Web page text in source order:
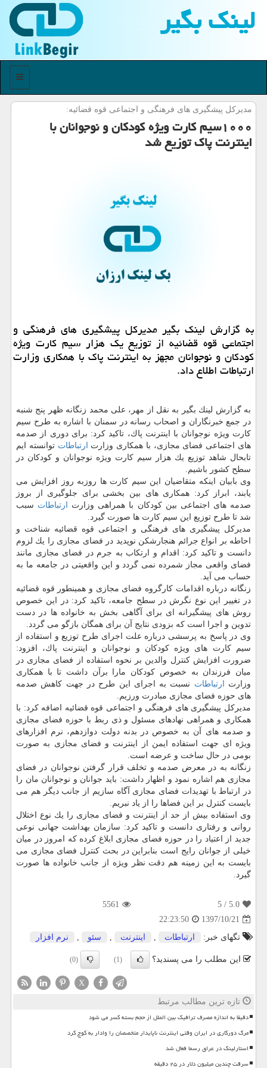
لینك بگیر
منو
مدیركل پیشگیری های فرهنگی و اجتماعی قوه قضائیه:
۱۰۰۰سیم كارت ویژه كودكان و نوجوانان با
اینترنت پاك توزیع شد
به گزارش لینك بگیر مدیركل پیشگیری های فرهنگی و
اجتماعی قوه قضائیه از توزیع یك هزار سیم كارت ویژه
كودكان و نوجوانان مجهز به اینترنت پاك با همكاری وزارت
ارتباطات اطلاع داد.
به گزارش لینك بگیر به نقل از مهر، علی محمد زنگانه ظهر پنج شنبه
در جمع خبرنگاران و اصحاب رسانه در سمنان با اشاره به طرح سیم
كارت ویژه نوجوانان با اینترنت پاك، تاكید كرد: برای دوری از صدمه
های اجتماعی فضای مجازی، با همكاری وزارت ارتباطات توانسته ایم
تابحال شاهد توزیع یك هزار سیم كارت ویژه نوجوانان و كودكان در
سطح كشور باشیم.
وی بابیان اینكه متقاضیان این سیم كارت ها روزبه روز افزایش می
یابند، ابراز كرد: همكاری های بین بخشی برای جلوگیری از بروز
صدمه های اجتماعی بین كودكان با همراهی وزارت ارتباطات سبب
شد تا طرح توزیع این سیم كارت ها صورت گیرد.
مدیركل پیشگیری های فرهنگی و اجتماعی قوه قضائیه شناخت و
احاطه بر انواع جرائم هنجارشكن نوپدید در فضای مجازی را یك لزوم
دانست و تاكید كرد: اقدام و ارتكاب به جرم در فضای مجازی مانند
فضای واقعی مجاز شمرده نمی گردد و این واقعیتی در جامعه ما به
حساب می آید.
زنگانه درباره اقدامات كارگروه فضای مجازی و همینطور قوه قضائیه
در تغییر این نوع نگرش در سطح جامعه، تاكید كرد: در این خصوص
روش های پیشگیرانه ای برای آگاهی بخش به خانواده ها در دست
تدوین و اجرا است كه بزودی نتایج آن برای همگان بازگو می گردد.
وی در پاسخ به پرسشی درباره علت اجرای طرح توزیع و استفاده از
سیم كارت های ویژه كودكان و نوجوانان و اینترنت پاك، افزود:
ضرورت افزایش كنترل والدین بر نحوه استفاده از فضای مجازی در
میان فرزندان به خصوص كودكان مارا برآن داشت تا با همكاری
وزارت ارتباطات نسبت به اجرای این طرح در جهت كاهش صدمه
های حوزه فضای مجازی مبادرت ورزیم.
مدیركل پیشگیری های فرهنگی و اجتماعی قوه قضائیه اضافه كرد: با
همكاری و همراهی نهادهای مسئول و ذی ربط با حوزه فضای مجازی
و صدمه های آن به خصوص در بدنه دولت دوازدهم، نرم افزارهای
ویژه ای جهت استفاده ایمن از اینترنت و فضای مجازی به صورت
بومی در حال ساخت و عرضه است.
زنگانه به در معرض صدمه و تخلف قرار گرفتن نوجوانان در فضای
مجازی هم اشاره نمود و اظهار داشت: باید جوانان و نوجوانان مان را
در ارتباط با تهدیدات فضای مجازی آگاه سازیم از جانب دیگر هم می
بایست كنترل بر این فضاها را از یاد نبریم.
وی استفاده بیش از حد از اینترنت و فضای مجازی را یك نوع اختلال
روانی و رفتاری دانست و تاكید كرد: سازمان بهداشت جهانی نوعی
جدید از اعتیاد را در حوزه فضای مجازی ابلاغ كرده كه امروز در میان
خیلی از جوانان رایج است بنابراین در بحث كنترل فضای مجازی می
بایست به این زمینه هم دقت نظر ویژه از جانب خانواده ها صورت
گیرد.
5.0
/ 5
5561
1397/10/21
22:23:50
تگهای خبر:
ارتباطات , اینترنت , سئو , نرم افزار
این مطلب را می پسندید؟ (1)
(0)
X
تازه ترین مطالب مرتبط
دقیقا به اندازه مصرف ترافیک بین الملل از حجم بسته کسر می شود
مرگ دورکاری در ایران وقتی اینترنت ناپایدار متخصصان را وادار به کوچ کرد
استارلینک در عراق رسما فعال شد
سرقت چندین میلیون دلار در ۲۵ دقیقه